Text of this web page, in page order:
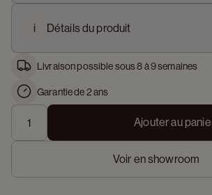
i Détails du produit
Livraison possible sous 8 à 9 semaines
Garantie de 2 ans
Ajouter au
Voir en showroom